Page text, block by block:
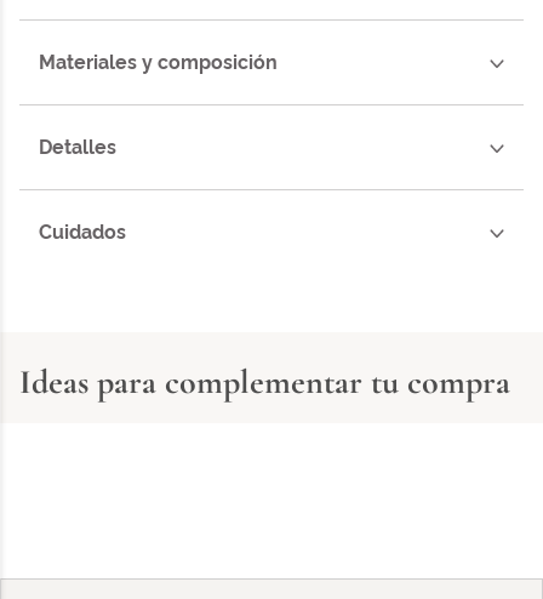
Materiales y composición
Detalles
Cuidados
Ideas para complementar tu compra